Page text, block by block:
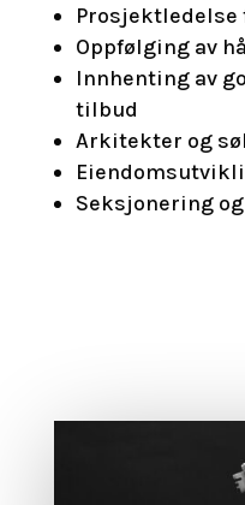
Prosjektledelse
Oppfølging av
Innhenting av
tilbud
Arkitekter og
Seksjonering